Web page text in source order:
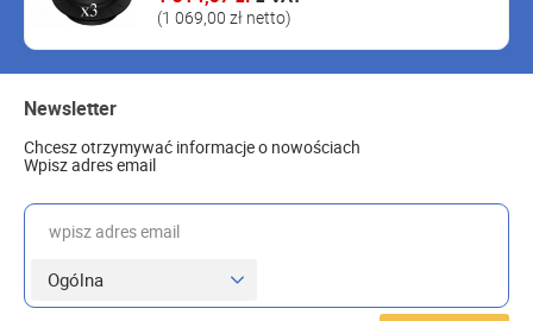
(1 069,00 zł netto)
Newsletter
Chcesz otrzymywać informacje o nowościach
Wpisz adres email
wpisz adres email